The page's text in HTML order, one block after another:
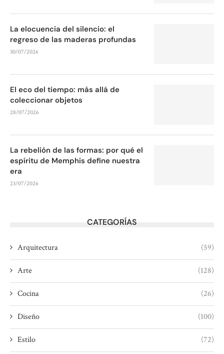
La elocuencia del silencio: el
regreso de las maderas profundas
30/07/2026
El eco del tiempo: más allá de
coleccionar objetos
28/07/2026
La rebelión de las formas: por qué el
espíritu de Memphis define nuestra
era
23/07/2026
CATEGORÍAS
Arquitectura (59)
Arte (128)
Cocina (26)
Diseño (100)
Estilo (72)